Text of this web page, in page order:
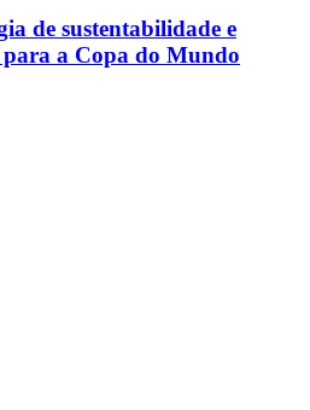
de sustentabilidade e
a Copa do Mundo